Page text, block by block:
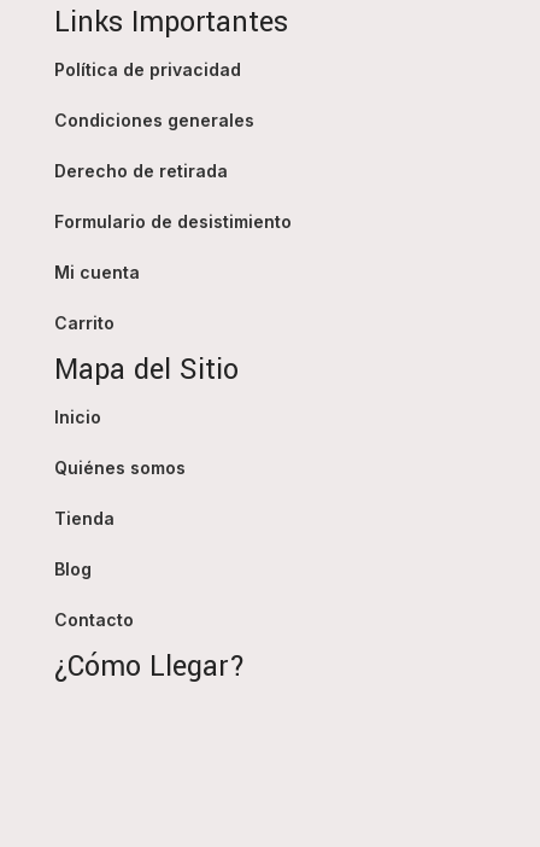
Links Importantes
Política de privacidad
Condiciones generales
Derecho de retirada
Formulario de desistimiento
Mi cuenta
Carrito
Mapa del Sitio
Inicio
Quiénes somos
Tienda
Blog
Contacto
¿Cómo Llegar?